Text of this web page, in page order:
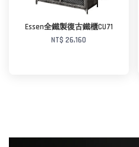
Essen全鐵製復古鐵櫃CU71
NT$ 26,160